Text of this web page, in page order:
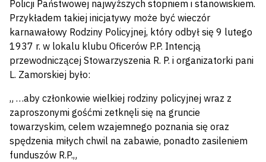
Policji Państwowej najwyższych stopniem i stanowiskiem.
Przykładem takiej inicjatywy może być wieczór
karnawałowy Rodziny Policyjnej, który odbył się 9 lutego
1937 r. w lokalu klubu Oficerów P.P. Intencją
przewodniczącej Stowarzyszenia R. P. i organizatorki pani
L. Zamorskiej było:
„ …aby członkowie wielkiej rodziny policyjnej wraz z
zaproszonymi gośćmi zetknęli się na gruncie
towarzyskim, celem wzajemnego poznania się oraz
spędzenia miłych chwil na zabawie, ponadto zasileniem
funduszów R.P.„